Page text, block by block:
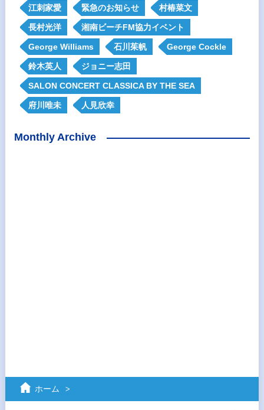
江刺家愛 緊急のお知らせ 村椿菜文
長村光洋 湘南ビーチFM協力イベント
George Williams 石川茱帆 George Cockle
鈴木英人 ジョニー志田
SALON CONCERT CLASSICA BY THE SEA
府川唯未 人見欣幸
Monthly Archive
ホーム